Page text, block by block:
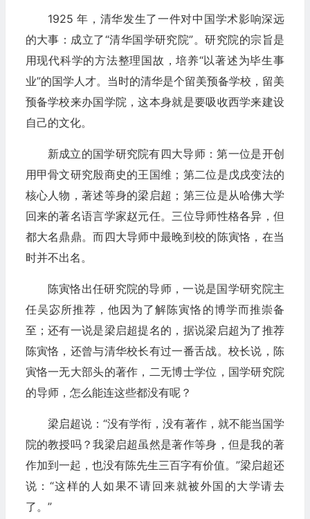
1925 年，清华发生了一件对中国学术影响深远
的大事：成立了“清华国学研究院”。研究院的宗旨是
用现代科学的方法整理国故，培养“以著述为毕生事
业”的国学人才。当时的清华是个留美预备学校，留美
预备学校来办国学院，这本身就是要吸收西学来建设
自己的文化。
新成立的国学研究院有四大导师：第一位是开创
用甲骨文研究殷商史的王国维；第二位是戊戌变法的
核心人物，著述等身的梁启超；第三位是从哈佛大学
回来的著名语言学家赵元任。三位导师性格各异，但
都大名鼎鼎。而四大导师中最晚到校的陈寅恪，在当
时并不出名。
陈寅恪出任研究院的导师，一说是国学研究院主
任吴宓所推荐，他因为了解陈寅恪的博学而推崇备
至；还有一说是梁启超提名的，据说梁启超为了推荐
陈寅恪，还曾与清华校长有过一番舌战。校长说，陈
寅恪一无大部头的著作，二无博士学位，国学研究院
的导师，怎么能连这些都没有呢？
梁启超说：“没有学衔，没有著作，就不能当国学
院的教授吗？我梁启超虽然是著作等身，但是我的著
作加到一起，也没有陈先生三百字有价值。”梁启超还
说：“这样的人如果不请回来就被外国的大学请去
了。”